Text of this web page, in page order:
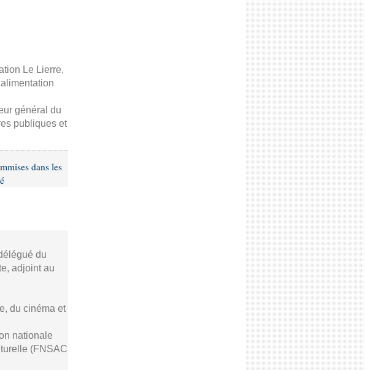
Le Lierre,
général du
publiques et
dans les
du
adjoint au
du cinéma et
nationale
(FNSAC